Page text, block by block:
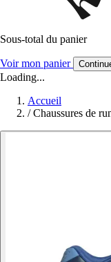
Sous-total du panier
Voir mon panier
Loading...
Accueil
/ Chaussures de